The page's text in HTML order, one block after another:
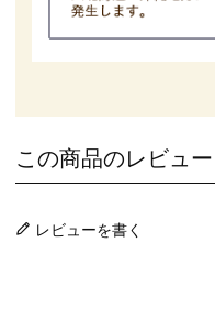
この商品のレビュー
レビューを書く